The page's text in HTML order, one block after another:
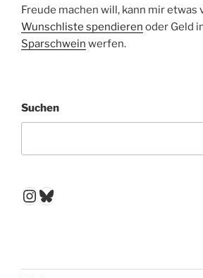
Freude machen will, kann mir etwas
Wunschliste spendieren oder Geld
Sparschwein werfen.
Suchen
Instagram
Bluesky